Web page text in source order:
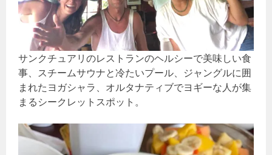
サンクチュアリのレストランのヘルシーで美味しい食
事、スチームサウナと冷たいプール、ジャングルに囲
まれたヨガシャラ、オルタナティブでヨギーな人が集
まるシークレットスポット。